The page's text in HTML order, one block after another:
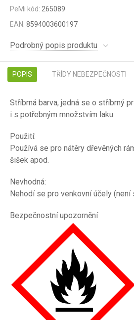
PeMi kód: 265089
EAN: 8594003600197
Podrobný popis produktu
POPIS TŘÍDY NEBEZPEČNOSTI
Stříbrná barva, jedná se o stříbrný
i s potřebným množstvím laku.
Použití:
Používá se pro nátěry dřevěných
šišek apod.
Nevhodná:
Nehodí se pro venkovní účely (není
Bezpečnostní upozornění